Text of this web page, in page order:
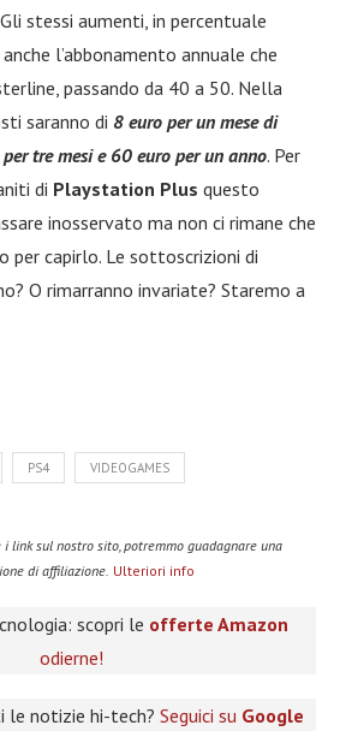
stessi aumenti, in percentuale
l’abbonamento annuale che
passando da 40 a 50. Nella
saranno di 8 euro per un mese di
tre mesi e 60 euro per un anno. Per
di Playstation Plus questo
inosservato ma non ci rimane che
per capirlo. Le sottoscrizioni di
O rimarranno invariate? Staremo a
PS4 VIDEOGAMES
link sul nostro sito, potremmo guadagnare una
di affiliazione. Ulteriori info
scopri le offerte Amazon
odierne!
le notizie hi-tech? Seguici su Google